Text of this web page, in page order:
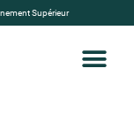
Supérieur